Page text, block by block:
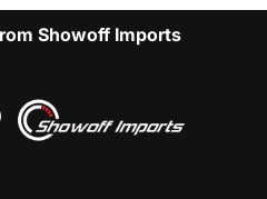
Showoff Imports